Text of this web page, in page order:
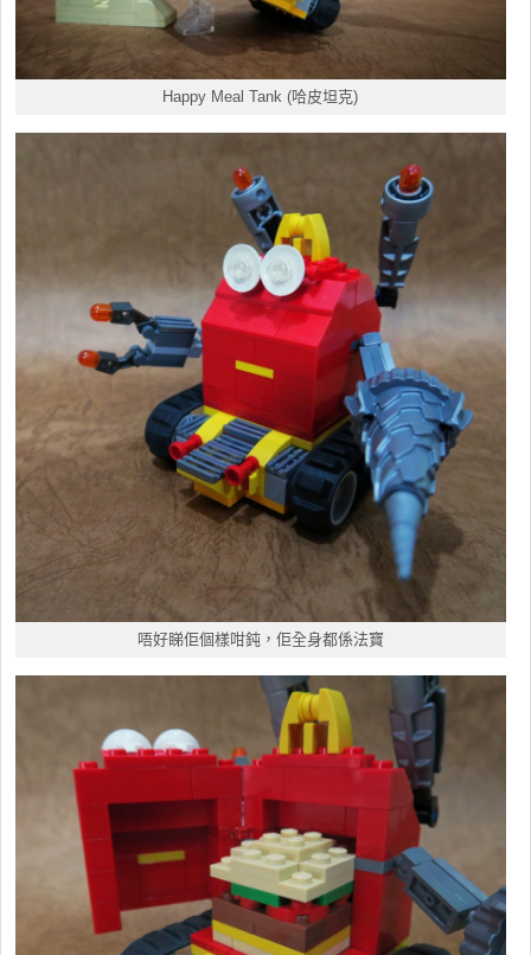
Happy Meal Tank (哈皮坦克)
唔好睇佢個樣咁鈍，佢全身都係法寶